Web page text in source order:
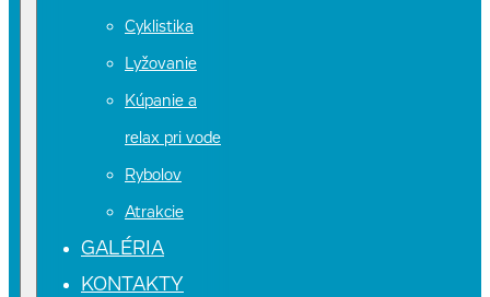
Cyklistika
Lyžovanie
Kúpanie a
relax pri vode
Rybolov
Atrakcie
GALÉRIA
KONTAKTY